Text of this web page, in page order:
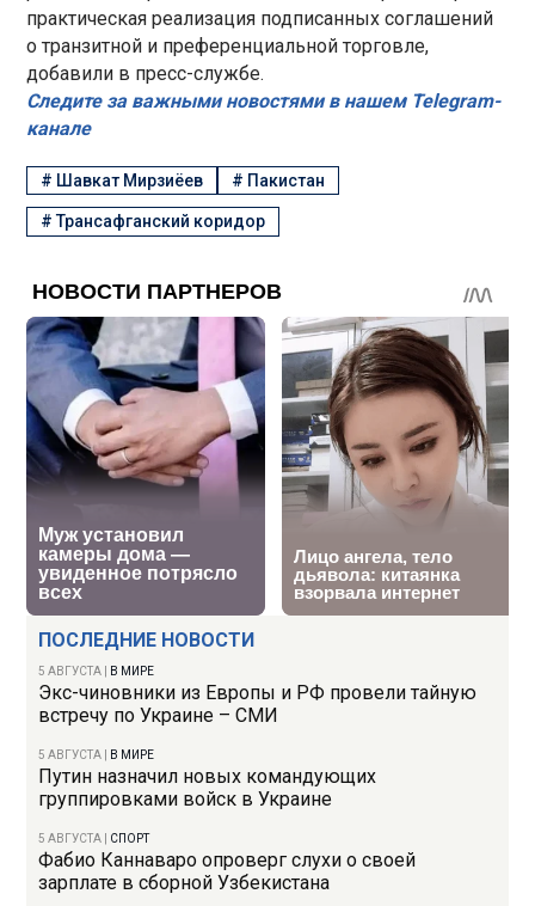
ПОСЛЕДНИЕ НОВОСТИ
5 АВГУСТА В МИРЕ
Экс-чиновники из Европы и РФ провели тайную
встречу по Украине – СМИ
5 АВГУСТА В МИРЕ
Путин назначил новых командующих
группировками войск в Украине
5 АВГУСТА СПОРТ
Фабио Каннаваро опроверг слухи о своей
зарплате в сборной Узбекистана
практическая реализация подписанных соглашений
о транзитной и преференциальной торговле,
добавили в пресс-службе.
Следите за важными новостями в нашем Telegram-
канале
# Шавкат Мирзиёев # Пакистан
#Трансафганский коридор